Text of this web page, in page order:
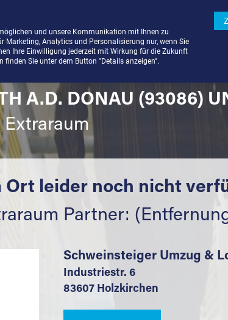
A.D. DONAU (93086)
Ort leider noch nicht
Partner:
Schweinsteiger Umzug &
Industriestr. 6
83607 Holzkirchen
und unsere Kommunikation mit Ihnen zu
Marketing, Analytics und Personalisierung nur, wenn Sie
Ihre Einwilligung jederzeit mit Wirkung für die Zukunft
Sie unter dem Button "Details anzeigen".